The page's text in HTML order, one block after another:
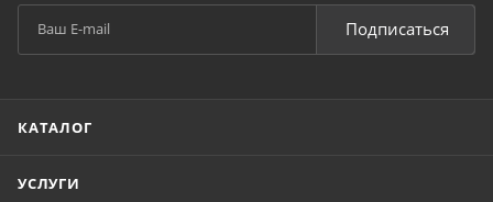
Подписаться
КАТАЛОГ
УСЛУГИ